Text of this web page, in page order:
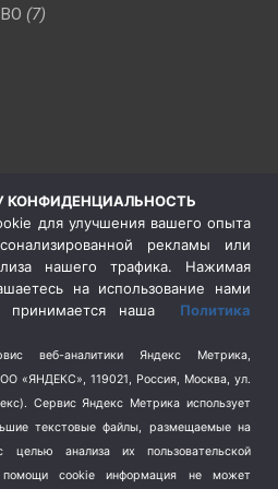
(7)
(404)
для улучшения вашего опыта
рекламы или
нашего трафика. Нажимая
на использование нами
принимается наша Политика
веб-аналитики Яндекс Метрика,
«ЯНДЕКС», 119021, Россия, Москва, ул.
Сервис Яндекс Метрика использует
текстовые файлы, размещаемые на
целью анализа их пользовательской
cookie информация не может